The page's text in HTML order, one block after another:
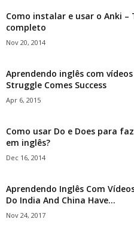
Como instalar e usar o Anki –
completo
Nov 20, 2014
Aprendendo inglês com
Struggle Comes Success
Apr 6, 2015
Como usar Do e Does para
em inglês?
Dec 16, 2014
Aprendendo Inglês Com
Do India And China Have...
Nov 24, 2017